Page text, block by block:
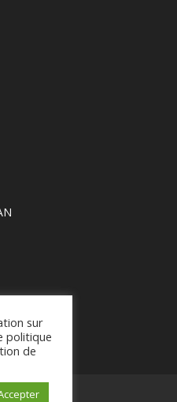
Contact
sur
politique
de